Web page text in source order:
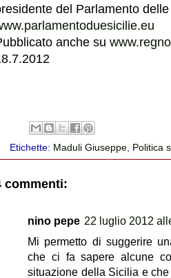
del Parlamento
anche su
Etichette: Maduli Giuseppe Politica
commenti:
nino pepe 22 luglio 2012
Mi permetto di suggerire
che ci fa sapere alcune
situazione della Sicilia e